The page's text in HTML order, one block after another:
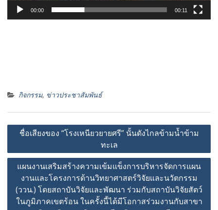
00:00 00:11
กิจกรรม, ข่าวประชาสัมพันธ์
Postชื่อเสียงของ “โรงเหนียวยายศรี” นั้นดังไกลข้ามน้ำข้าม
ทะเล
แผนงานเสริมสร้างความเข้มแข็งการบริหารจัดการแผน
งานและโครงการด้านวิทยาศาสตร์วิจัยและนวัตกรรม
(ววน.) โดยสถาบันวิจัยและพัฒนา ร่วมกับสถาบันวิจัยสัตว์
ในภูมิภาคเขตร้อน ในครั้งนี้ได้มีโอกาสร่วมงานกับสาขา